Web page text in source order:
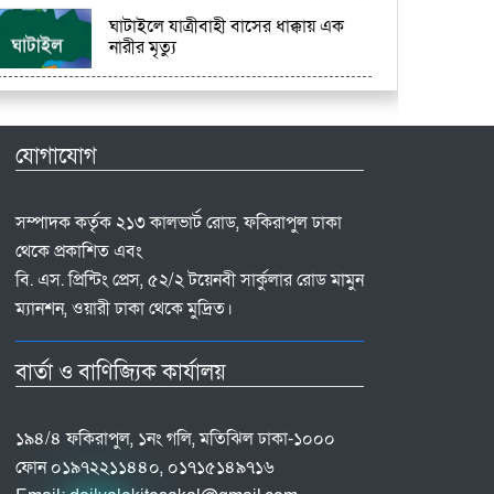
ঘাটাইলে যাত্রীবাহী বাসের ধাক্কায় এক
নারীর মৃত্যু
যোগাযোগ
সম্পাদক কর্তৃক ২১৩ কালভার্ট রোড, ফকিরাপুল ঢাকা
থেকে প্রকাশিত এবং
বি. এস. প্রিন্টিং প্রেস, ৫২/২ টয়েনবী সার্কুলার রোড মামুন
ম্যানশন, ওয়ারী ঢাকা থেকে মুদ্রিত।
বার্তা ও বাণিজ্যিক কার্যালয়
১৯৪/৪ ফকিরাপুল, ১নং গলি, মতিঝিল ঢাকা-১০০০
ফোন ০১৯৭২২১১৪৪০, ০১৭১৫১৪৯৭১৬